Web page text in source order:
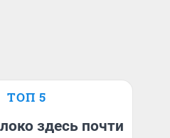
ТОП 5
здесь почти